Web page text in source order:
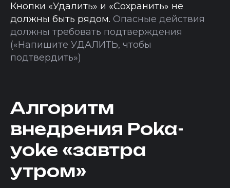
Кнопки «Удалить» и «Сохранить» не
должны быть рядом. Опасные действия
должны требовать подтверждения
(«Напишите УДАЛИТЬ, чтобы
подтвердить»)
Алгоритм
внедрения Poka-
yoke «завтра
утром»